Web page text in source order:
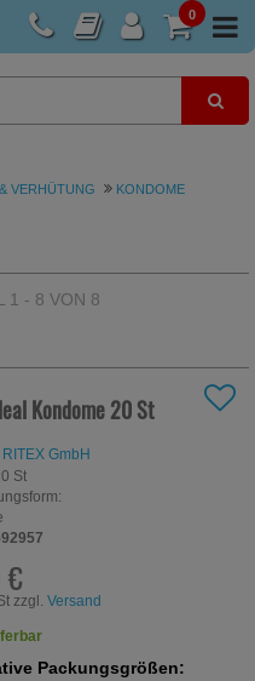
0
VERHÜTUNG KONDOME
1 - 8 VON 8
Kondome20 St
RITEX GmbH
St
€
zzgl.Versand
Packungsgrößen: